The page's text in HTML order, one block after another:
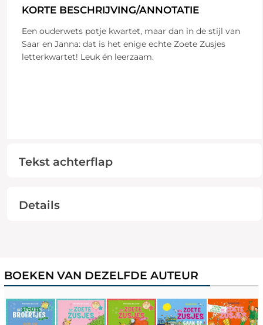
KORTE BESCHRIJVING/ANNOTATIE
Een ouderwets potje kwartet, maar dan in de stijl van
Saar en Janna: dat is het enige echte Zoete Zusjes
letterkwartet! Leuk én leerzaam.
Tekst achterflap
Details
BOEKEN VAN DEZELFDE AUTEUR